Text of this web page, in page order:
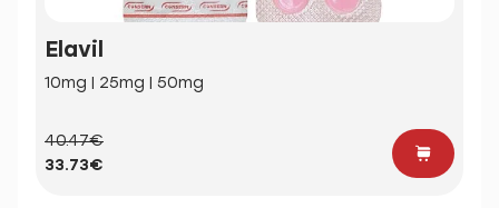
Elavil
10mg | 25mg | 50mg
40.47€
33.73€